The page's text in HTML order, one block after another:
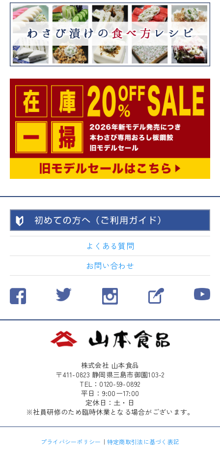
よくある質問
お問い合わせ
株式会社 山本食品
〒411-0823 静岡県三島市御園103-2
TEL：0120-59-0892
平日：9:00ー17:00
定休日：土・日
※社員研修のため臨時休業となる場合がございます。
プライバシーポリシー ｜ 特定商取引法に基づく表記